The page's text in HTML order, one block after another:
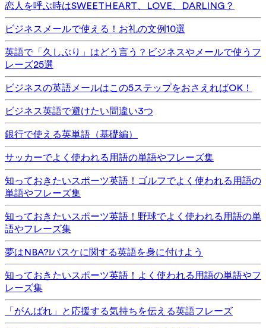
恋人を呼ぶ時はSWEETHEART、LOVE、DARLING？
ビジネスメールで使える！お礼の文例10選
英語で「久しぶり」はどう言う？ビジネスやメールで使うフ
レーズ25選
ビジネスの英語メールはこの5ステップをおさえればOK！
ビジネス英語で避けたい間違い3つ
銀行で使える英単語（基礎編）
サッカーでよく使われる用語の単語やフレーズ集
知っておきたいスポーツ英語！ゴルフでよく使われる用語の
単語やフレーズ集
知っておきたいスポーツ英語！野球でよく使われる用語の単
語やフレーズ集
夢はNBA?!バスケに関する英語を身に付けよう
知っておきたいスポーツ英語！よく使われる用語の単語やフ
レーズ集
「がんばれ」と応援する気持ちを伝える英語フレーズ